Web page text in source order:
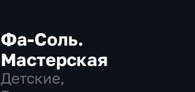
Фа-Соль.
Мастерская
Детские,